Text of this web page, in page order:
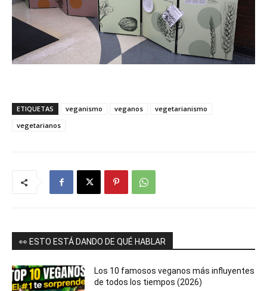
ETIQUETAS veganismo veganos
vegetarianismo
vegetarianos
👀 ESTO ESTÁ DANDO DE QUÉ HABLAR
Los 10 famosos veganos más influyentes
de todos los tiempos (2026)